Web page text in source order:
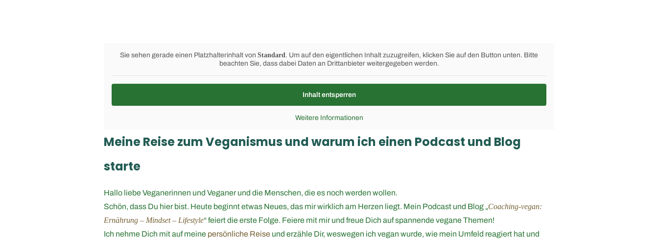
Sie sehen gerade einen Platzhalterinhalt von Standard . Um auf den eigentlichen Inhalt zuzugreifen, klicken Sie auf den Button unten. Bitte
beachten Sie, dass dabei Daten an Drittanbieter weitergegeben werden.
Inhalt entsperren
Weitere Informationen
Meine Reise zum Veganismus und warum ich einen Podcast und Blog
starte
Hallo liebe Veganerinnen und Veganer und die Menschen, die es noch werden wollen.
Schön, dass Du hier bist. Heute beginnt etwas Neues, das mir wirklich am Herzen liegt. Mein Podcast und Blog „Coaching-vegan:
Ernährung – Mindset – Lifestyle“ feiert die erste Folge. Feiere mit mir und freue Dich auf spannende vegane Themen!
Ich nehme Dich mit auf meine persönliche Reise und erzähle Dir, weswegen ich vegan wurde, wie mein Umfeld reagiert hat und